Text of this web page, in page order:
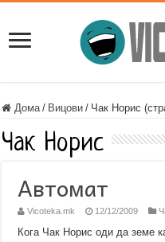
Дома / Вицови / Чак Норис
Чак Норис
Автомат
Vicoteka.mk 12/12/2009
Кога Чак Норис оди да земе